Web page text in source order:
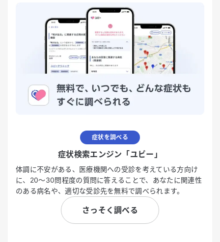
症状を調べる
症状検索エンジン「ユビー」
体調に不安がある、医療機関への受診を考えている方向け
に、20〜30問程度の質問に答えることで、あなたに関連性
のある病名や、適切な受診先を無料で調べられます。
さっそく調べる